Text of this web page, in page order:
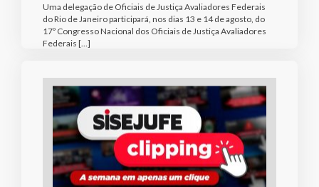
Uma delegação de Oficiais de Justiça Avaliadores Federais
do Rio de Janeiro participará, nos dias 13 e 14 de agosto, do
17º Congresso Nacional dos Oficiais de Justiça Avaliadores
Federais […]